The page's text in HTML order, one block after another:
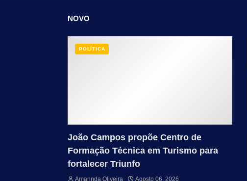
NOVO
POLÍTICA
João Campos propõe Centro de
Formação Técnica em Turismo para
fortalecer Triunfo
Amannda Oliveira Agosto 06, 2026